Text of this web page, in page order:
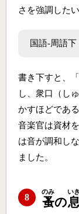
さを強調した
国語‐周語
書き下すと、
し、衆口（し
かすほどであ
音楽官は資材
は音が調和し
ました。
8 蚤
のみ
の
いき